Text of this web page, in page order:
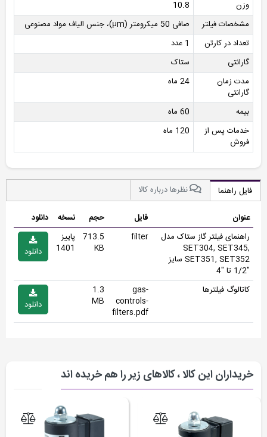
وزن
10.8
مشخصات فیلتر
صافی 50 میکرومتر (µm)، جنس الیاف مواد مصنوعی
تعداد در کارتن
1 عدد
گارانتی
ستاک
مدت زمان
گارانتی
24 ماه
بیمه
60 ماه
خدمات پس از
فروش
120 ماه
فایل راهنما نظرها درباره کالا
عنوان فایل حجم نسخه
دانلود
راهنمای فیلتر گاز ستاک مدل
SET304, SET345,
SET351, SET352 سایز
"1/2 تا "4
filter
713.5
KB
پاییز
1401
دانلود
کاتالوگ فیلترها
gas-
controls-
filters.pdf
1.3
MB
دانلود
خریداران این کالا ، کالاهای زیر را هم خریده اند